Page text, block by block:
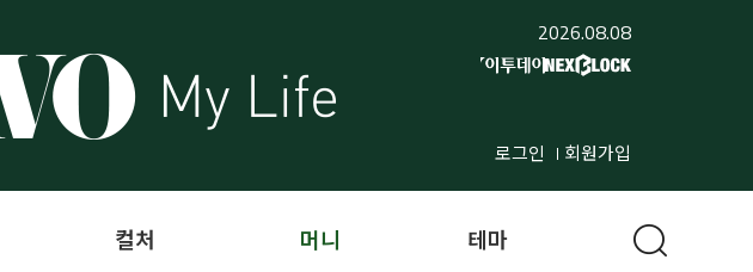
2026.08.08
로그인 회원가입
컬처 머니 테마